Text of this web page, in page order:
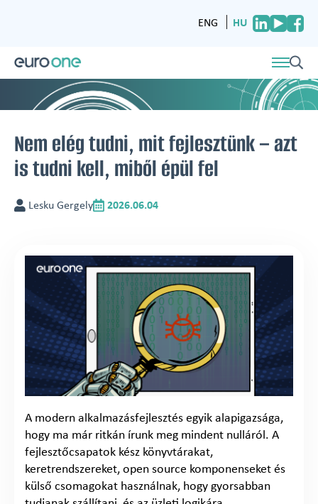
ENG HU
Nem elég tudni, mit fejlesztünk – azt
is tudni kell, miből épül fel
Lesku Gergely 2026.06.04
A modern alkalmazásfejlesztés egyik alapigazsága,
hogy ma már ritkán írunk meg mindent nulláról. A
fejlesztőcsapatok kész könyvtárakat,
keretrendszereket, open source komponenseket és
külső csomagokat használnak, hogy gyorsabban